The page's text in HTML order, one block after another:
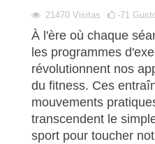
21470 Visitas -71
À l'ère où chaque
les programmes
révolutionnent nos
du fitness. Ces
mouvements
transcendent le
sport pour toucher